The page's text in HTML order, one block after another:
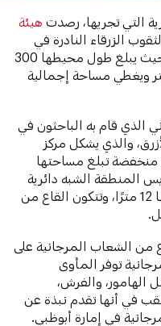
التي تجريها، رصدتهيئة
الزرقاء النادرة في
مياه منطقة الظفرة بإمارة أبوظبي، حيث يبلغ طول محيطها 300
يصل عرضها إلى 200 متر ويغطي مساحة إجمالية
الذي قام به الباحثون في
والذي يشكل مركز
منخفضة تبلغ مساحتها
المنطقة الشبه دائرية
بكونها مسطحة ويبلغ أقصى عمق لها 12 مترًا، وتتكون القاع من
الثقب أكثر من 10 أنواع من الشعاب المرجانية على
توفر المأوى
والفرش،
في أنها تقدم نبذة عن
في إمارة أبوظبي.